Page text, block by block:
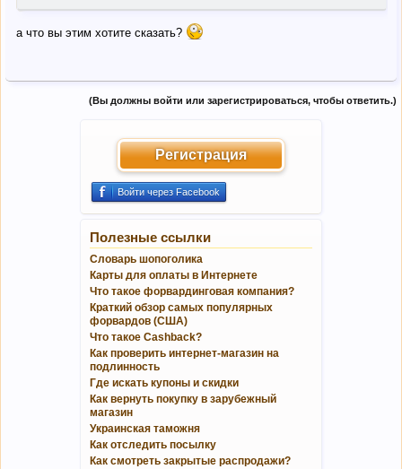
а что вы этим хотите сказать?
(Вы должны войти или зарегистрироваться, чтобы ответить.)
Регистрация
Войти через Facebook
Полезные ссылки
Словарь шопоголика
Карты для оплаты в Интернете
Что такое форвардинговая компания?
Краткий обзор самых популярных
форвардов (США)
Что такое Cashback?
Как проверить интернет-магазин на
подлинность
Где искать купоны и скидки
Как вернуть покупку в зарубежный
магазин
Украинская таможня
Как отследить посылку
Как смотреть закрытые распродажи?